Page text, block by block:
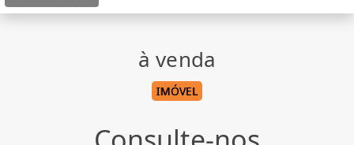
à venda
IMÓVEL